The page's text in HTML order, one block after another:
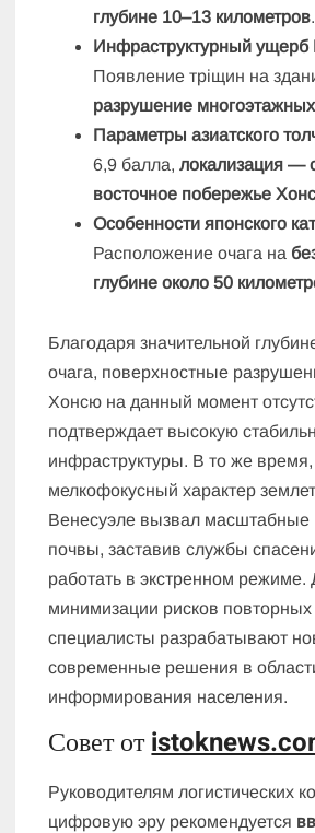
глубине 10–13 километров.
Инфраструктурный ущерб
Появление тріщин на
разрушение
Параметры азиатского
6,9 балла,локализация —
восточное побережье
Особенности японского
Расположение очага на
глубине около 50
Благодаря значительной
очага, поверхностные
Хонсю на данный момент
подтверждает высокую
инфраструктуры. В то же время,
мелкофокусный характер
Венесуэле вызвал масштабные
почвы, заставив службы
работать в экстренном режиме.
минимизации рисков повторных
специалисты разрабатывают
современные решения в
информирования населения.
Совет от
Руководителям логистических
цифровую эру рекомендуется